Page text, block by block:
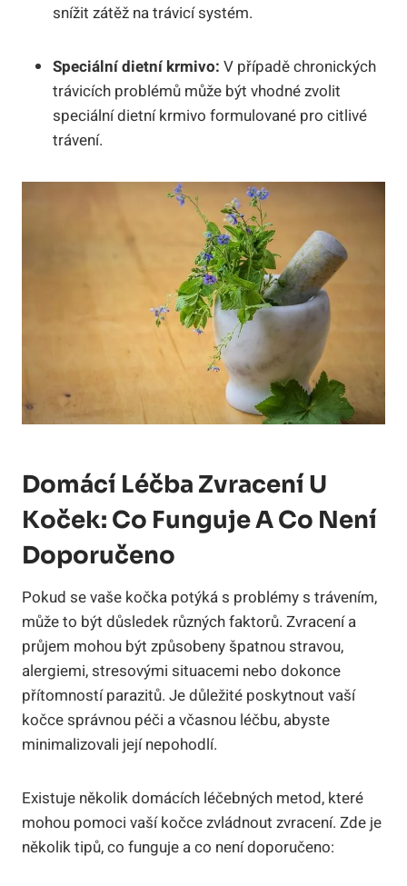
snížit zátěž na ​trávicí ⁣systém.
Speciální dietní krmivo: V ⁣případě chronických
‌trávicích⁣ problémů může být vhodné​ zvolit
speciální ⁢dietní krmivo formulované pro citlivé
trávení.
Domácí Léčba⁤ Zvracení U⁤
Koček: Co Funguje A Co ⁣není
Doporučeno
Pokud se vaše kočka potýká s problémy s ‌trávením,
může to být ⁣důsledek různých faktorů. Zvracení ⁤a
průjem mohou ⁢být⁢ způsobeny špatnou stravou,
alergiemi,⁤ stresovými situacemi⁣ nebo dokonce
přítomností parazitů. Je důležité poskytnout vaší
kočce správnou péči a včasnou⁣ léčbu, abyste
minimalizovali její nepohodlí.
Existuje ⁤několik domácích​ léčebných metod,⁤ které
mohou pomoci vaší kočce zvládnout ‌zvracení.‌ Zde ‍je
několik tipů, ‌co⁢ funguje ‍a co ⁣není doporučeno: